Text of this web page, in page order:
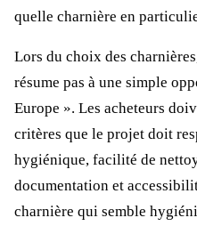
quelle charnière en
Lors du choix des
résume pas à une simple
Europe ». Les acheteurs
critères que le projet doit
hygiénique, facilité de
documentation et
charnière qui semble